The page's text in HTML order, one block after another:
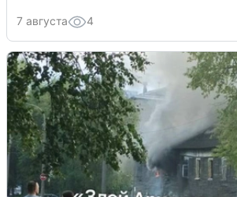
7 августа 4